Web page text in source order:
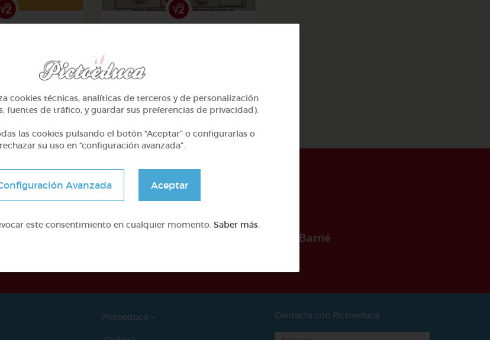
mayor menor e igual
ha sido posible gracias al mecenazgo de la Fundación Barrié
Pictoeduca Contacta con Pictoeduca
cookies técnicas, analíticas de terceros y de personalización
fuentes de tráfico, y guardar sus preferencias de privacidad).
las cookies pulsando el botón “Aceptar” o configurarlas o
rechazar su uso en “configuración avanzada”.
Avanzada Aceptar
este consentimiento en cualquier momento. Saber más.